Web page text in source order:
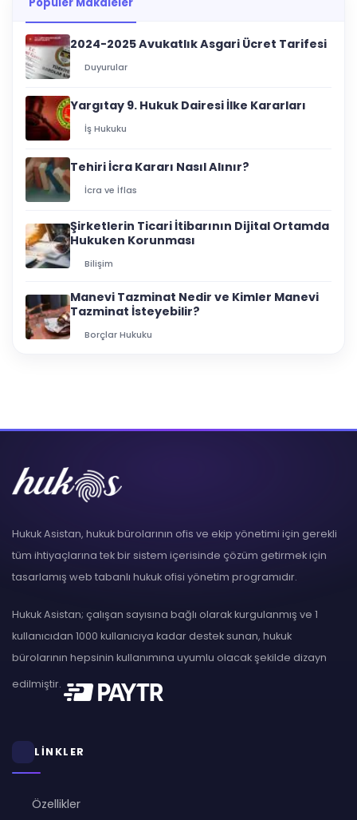
Popüler Makaleler
2024-2025 Avukatlık Asgari Ücret Tarifesi
Duyurular
Yargıtay 9. Hukuk Dairesi İlke Kararları
İş Hukuku
Tehiri İcra Kararı Nasıl Alınır?
İcra ve İflas
Şirketlerin Ticari İtibarının Dijital Ortamda
Hukuken Korunması
Bilişim
Manevi Tazminat Nedir ve Kimler Manevi
Tazminat İsteyebilir?
Borçlar Hukuku
Hukuk Asistan, hukuk bürolarının ofis ve ekip yönetimi için gerekli
tüm ihtiyaçlarına tek bir sistem içerisinde çözüm getirmek için
tasarlamış web tabanlı hukuk ofisi yönetim programıdır.
Hukuk Asistan; çalışan sayısına bağlı olarak kurgulanmış ve 1
kullanıcıdan 1000 kullanıcıya kadar destek sunan, hukuk
bürolarının hepsinin kullanımına uyumlu olacak şekilde dizayn
edilmiştir.
LİNKLER
Özellikler